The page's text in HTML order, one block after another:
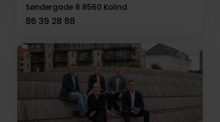
Søndergade 8 8560 Kolind
86 39 28 88